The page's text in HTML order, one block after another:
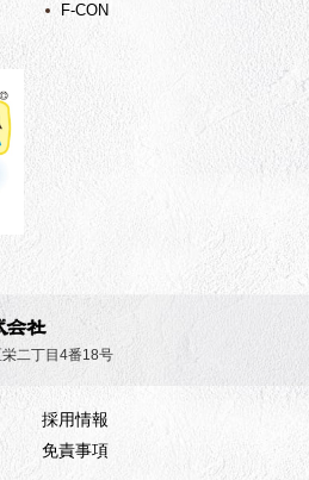
F-CON
二丁目4番18号
採用情報
免責事項